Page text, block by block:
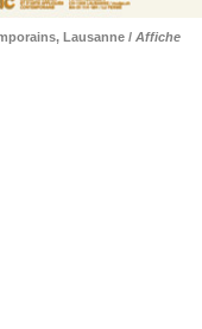
Lausanne / Affiche